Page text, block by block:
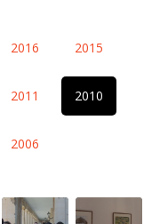
2016 2015
2011 2010
2006